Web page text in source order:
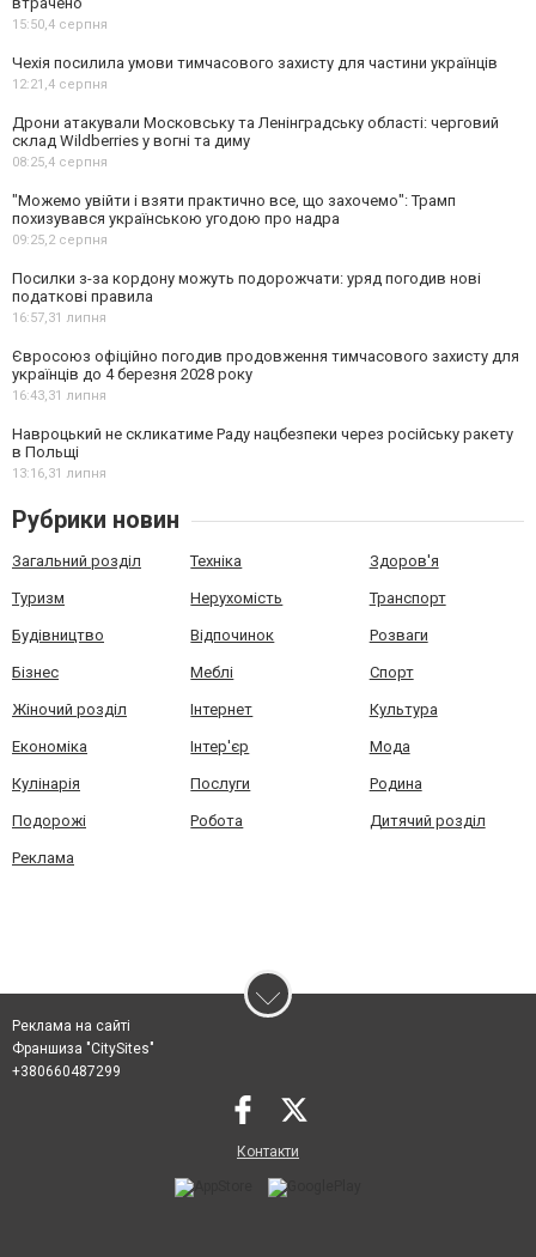
15:50,4 серпня
Чехія посилила умови тимчасового захисту для частини українців
12:21,4 серпня
Дрони атакували Московську та Ленінградську області: черговий
склад Wildberries у вогні та диму
08:25,4 серпня
"Можемо увійти і взяти практично все, що захочемо": Трамп
похизувався українською угодою про надра
09:25,2 серпня
Посилки з-за кордону можуть подорожчати: уряд погодив нові
податкові правила
16:57,31 липня
Євросоюз офіційно погодив продовження тимчасового захисту для
українців до 4 березня 2028 року
16:43,31 липня
Навроцький не скликатиме Раду нацбезпеки через російську ракету
в Польщі
13:16,31 липня
Рубрики новин
Загальний розділ Техніка Здоров'я
Туризм Нерухомість Транспорт
Будівництво Відпочинок Розваги
Бізнес Меблі Спорт
Жіночий розділ Інтернет Культура
Економіка Інтер'єр Мода
Кулінарія Послуги Родина
Подорожі Робота Дитячий розділ
Реклама
Реклама на сайті
Франшиза "CitySites"
+380660487299
Контакти